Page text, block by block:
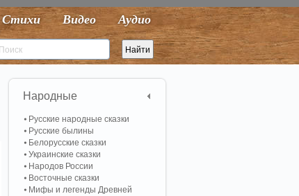
Стихи Видео Аудио
Народные
Русские народные сказки
Русские былины
Белорусские сказки
Украинские сказки
Народов России
Восточные сказки
Мифы и легенды Древней